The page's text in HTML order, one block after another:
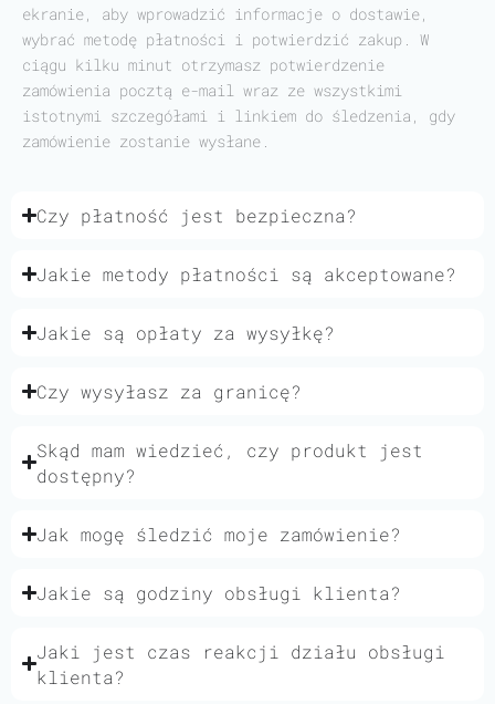
ekranie, aby wprowadzić informacje o dostawie,
wybrać metodę płatności i potwierdzić zakup. W
ciągu kilku minut otrzymasz potwierdzenie
zamówienia pocztą e-mail wraz ze wszystkimi
istotnymi szczegółami i linkiem do śledzenia, gdy
zamówienie zostanie wysłane.
Czy płatność jest bezpieczna?
Jakie metody płatności są akceptowane?
Jakie są opłaty za wysyłkę?
Czy wysyłasz za granicę?
Skąd mam wiedzieć, czy produkt jest
dostępny?
Jak mogę śledzić moje zamówienie?
Jakie są godziny obsługi klienta?
Jaki jest czas reakcji działu obsługi
klienta?